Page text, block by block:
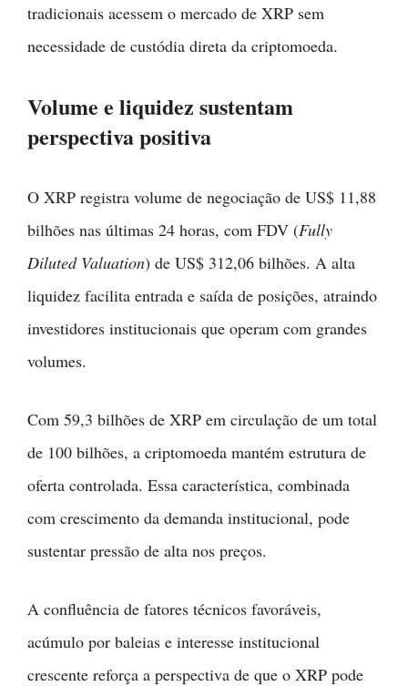
tradicionais acessem o mercado de XRP sem
necessidade de custódia direta da criptomoeda.
Volume e liquidez sustentam
perspectiva positiva
O XRP registra volume de negociação de US$ 11,88
bilhões nas últimas 24 horas, com FDV (Fully
Diluted Valuation) de US$ 312,06 bilhões. A alta
liquidez facilita entrada e saída de posições, atraindo
investidores institucionais que operam com grandes
volumes.
Com 59,3 bilhões de XRP em circulação de um total
de 100 bilhões, a criptomoeda mantém estrutura de
oferta controlada. Essa característica, combinada
com crescimento da demanda institucional, pode
sustentar pressão de alta nos preços.
A confluência de fatores técnicos favoráveis,
acúmulo por baleias e interesse institucional
crescente reforça a perspectiva de que o XRP pode